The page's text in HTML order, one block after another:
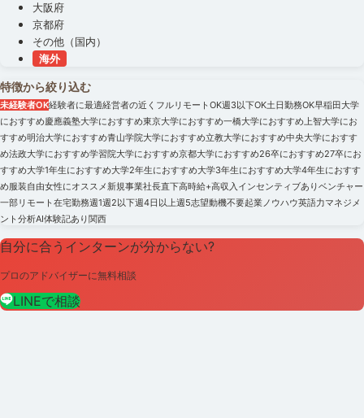
大阪府
京都府
その他（国内）
海外
特徴から絞り込む
未経験者OK経験者に最適経営者の近く フルリモートOK週3以下OK土日勤務OK早稲田大学
におすすめ慶應義塾大学におすすめ東京大学におすすめ一橋大学におすすめ上智大学にお
すすめ明治大学におすすめ青山学院大学におすすめ立教大学におすすめ中央大学におすす
め法政大学におすすめ学習院大学におすすめ京都大学におすすめ26卒におすすめ27卒にお
すすめ大学1年生におすすめ大学2年生におすすめ大学3年生におすすめ大学4年生におすす
め服装自由女性にオススメ新規事業社長直下高時給+高収入 インセンティブありベンチャー
一部リモート在宅勤務週1週2以下週4日以上週5志望動機不要起業ノウハウ英語力マネジメ
ント分析AI体験記あり関西
自分に合うインターンが分からない?
プロのアドバイザーに無料相談
LINEで相談